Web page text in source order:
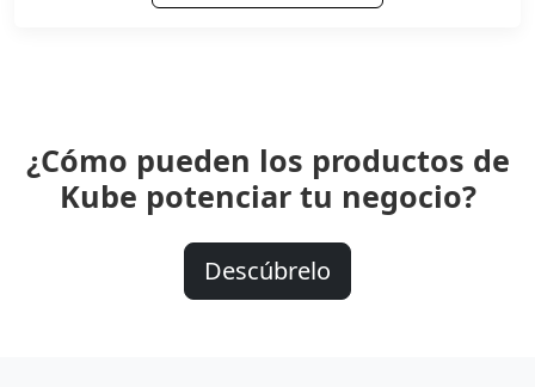
¿Cómo pueden los productos de
Kube potenciar tu negocio?
Descúbrelo